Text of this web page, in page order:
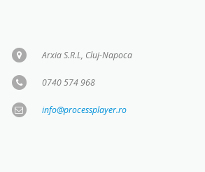
Arxia S.R.L, Cluj-Napoca
0740 574 968
info@processplayer.ro